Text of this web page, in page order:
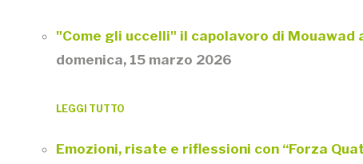
"Come gli uccelli" il capolavoro di Mouawad
domenica, 15 marzo 2026
LEGGI TUTTO
Emozioni, risate e riflessioni con “Forza